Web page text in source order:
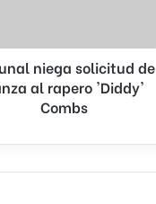
niega solicitud de
al rapero 'Diddy'
Combs